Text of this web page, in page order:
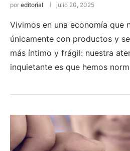
por editorial julio 20, 2025
Vivimos en una economía que
únicamente con productos y
más íntimo y frágil: nuestra
inquietante es que hemos